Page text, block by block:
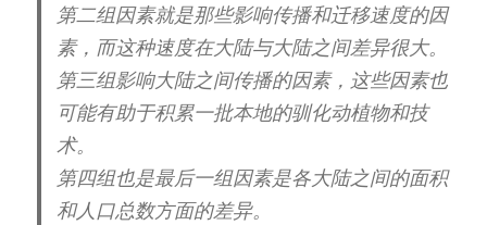
第二组因素就是那些影响传播和迁移速度的因
素，而这种速度在大陆与大陆之间差异很大。
第三组影响大陆之间传播的因素，这些因素也
可能有助于积累一批本地的驯化动植物和技
术。
第四组也是最后一组因素是各大陆之间的面积
和人口总数方面的差异。